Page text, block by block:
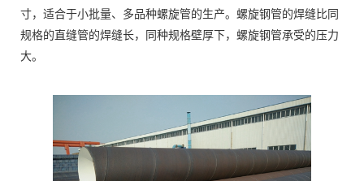
寸，适合于小批量、多品种螺旋管的生产。螺旋钢管的焊缝比同
规格的直缝管的焊缝长，同种规格壁厚下，螺旋钢管承受的压力
大。